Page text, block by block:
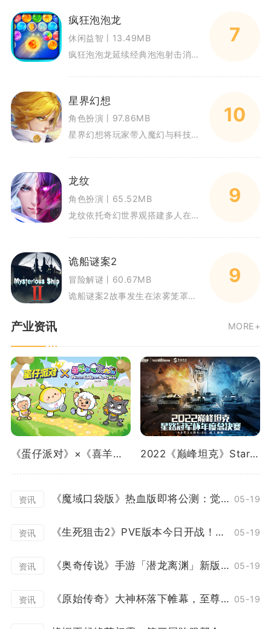
疯狂泡泡龙
休闲益智丨13.49MB
疯狂泡泡龙延续经典泡泡射击消除思路，主打轻量化休闲闯关，很适合碎片时间拿来游玩。单局时长大多控制在三到五分钟，不用深度投
7
星界幻想
角色扮演丨97.86MB
星界幻想将玩家带入魔幻与科技交融的星界大陆，玩家选择职业开启冒险，收集契约星灵，组队挑战各类副本与世界首领，一边推进主线
10
龙纹
角色扮演丨65.52MB
龙纹依托奇幻世界观搭建多人在线MMO手游框架，玩家将化身冒险者探索整片大陆，在主线推进过程中接触副本挑战、野外对战与帮派
9
诡船谜案2
冒险解谜丨60.67MB
诡船谜案2故事发生在浓雾笼罩的海域，几名遭遇海难的幸存者登上BAYCHIMO号渔船躲避风暴，船上接连发生离奇命案。玩家化
9
产业资讯 MORE+
《蛋仔派对》×《喜羊羊与灰太狼》重磅联动曝光！ 2022《巅峰坦克》Star Road星路冠军杯总决赛12.24开启！
资讯 《魔域口袋版》热血版即将公测：觉醒突破赛事升级 欧皇大奖等你来领！ 05-19
资讯 《生死狙击2》PVE版本今日开战！花式协作冒险 05-19
资讯 《奥奇传说》手游「潜龙离渊」新版本12月23日开启 05-19
资讯 《原始传奇》大神杯落下帷幕，至尊战队上演百战不灭！ 05-19